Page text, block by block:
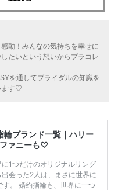
動！みんなの気持ちを幸せに
たいという想いからプラコレ
を通してブライダルの知識を
ます♡
輪ブランド一覧｜ハリー
ァニーも♡
1つだけのオリジナルリング
会った2人は、まさに世界に
。 婚約指輪も、世界に一つ